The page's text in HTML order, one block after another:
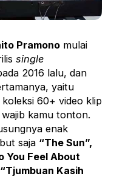
Pramono mulai
single
2016 lalu, dan
yaitu
koleksi 60+ video klip
kamu tonton.
enak
saja “The Sun”,
You Feel About
“Tjumbuan Kasih